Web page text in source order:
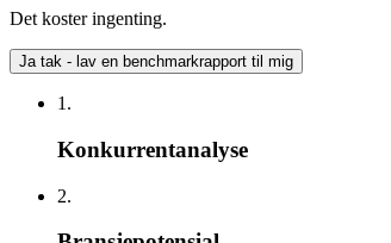
Det koster ingenting.
Ja tak - lav en benchmarkrapport til mig
1.
Konkurrentanalyse
2.